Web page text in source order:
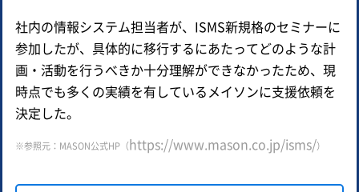
社内の情報システム担当者が、ISMS新規格のセミナーに
参加したが、具体的に移行するにあたってどのような計
画・活動を行うべきか十分理解ができなかったため、現
時点でも多くの実績を有しているメイソンに支援依頼を
決定した。
※参照元：MASON公式HP（https://www.mason.co.jp/isms/）